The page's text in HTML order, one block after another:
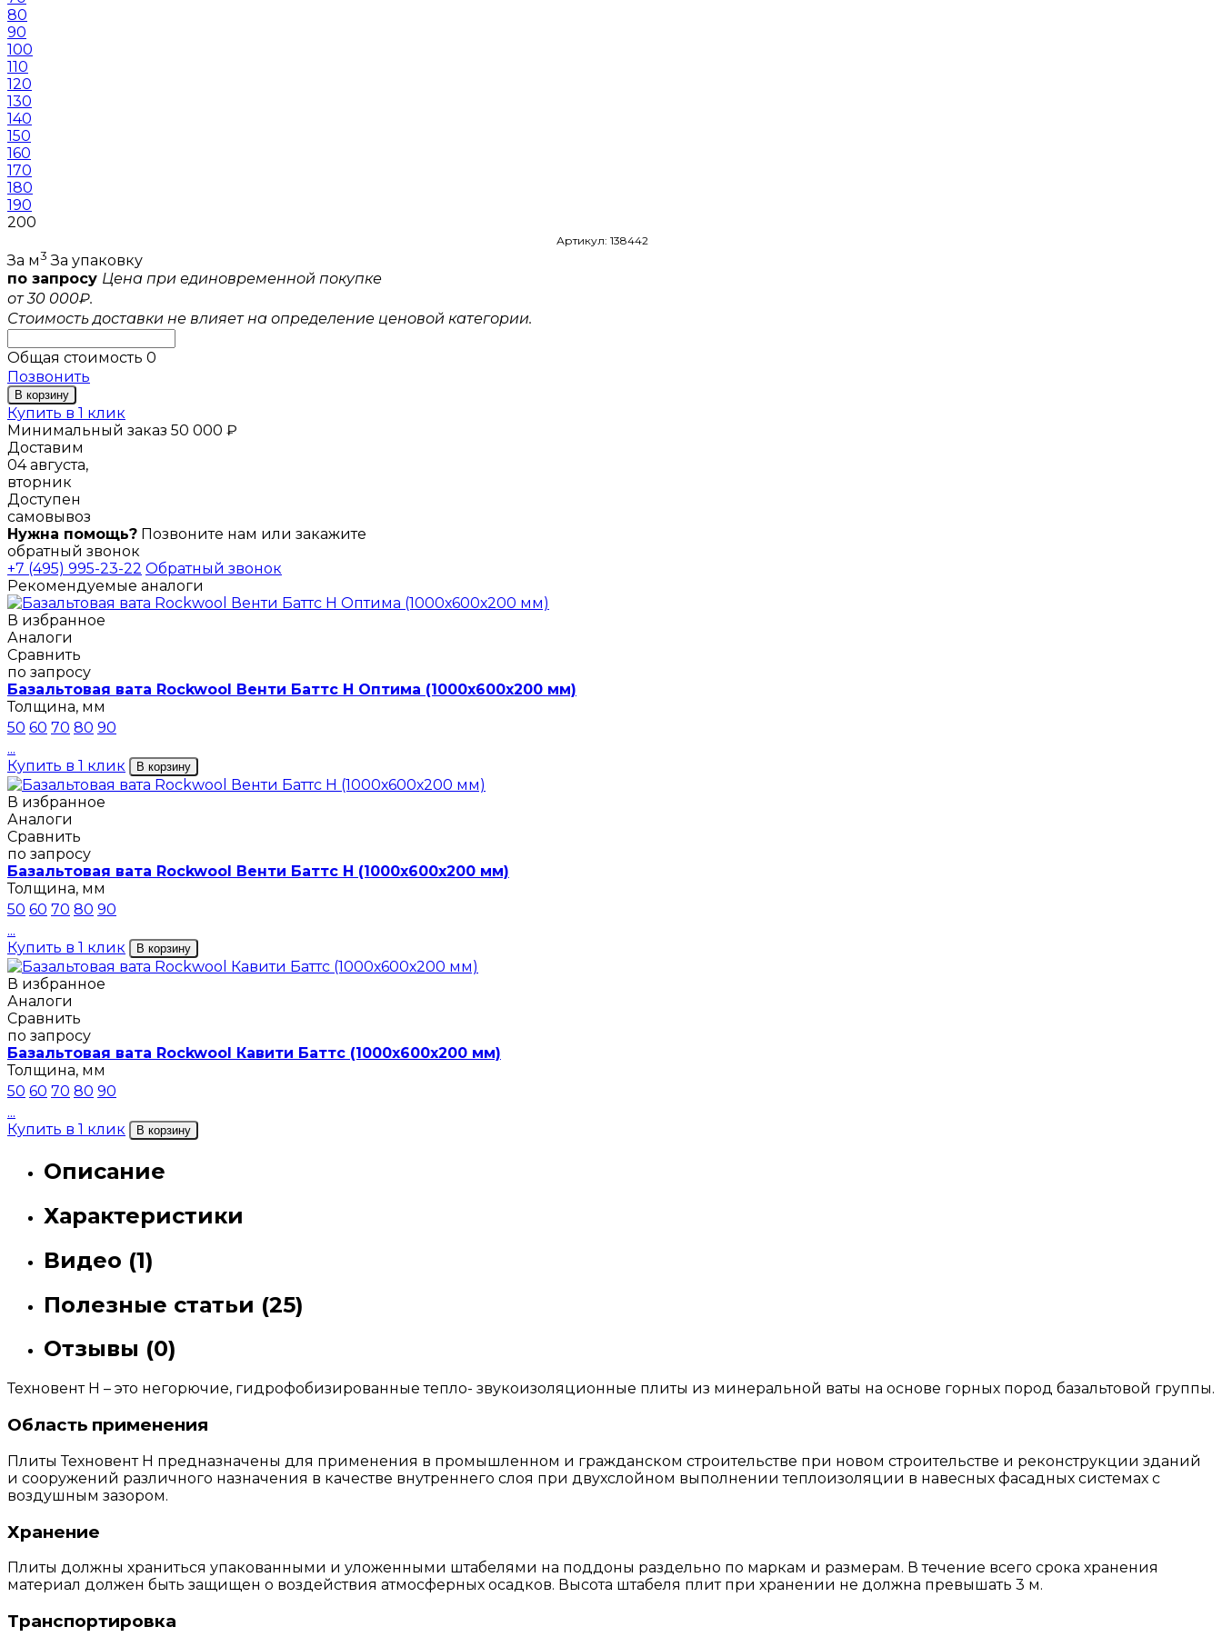
80
90
100
110
120
130
140
150
160
170
180
190
200
Артикул: 138442
За м3 За упаковку
по запросу Цена при единовременной покупке
от 30 000₽.
Стоимость доставки не влияет на определение ценовой категории.
Общая стоимость 0
Позвонить
В корзину
Купить в 1 клик
Минимальный заказ 50 000 ₽
Доставим
04 августа,
вторник
Доступен
самовывоз
Нужна помощь? Позвоните нам или закажите
обратный звонок
+7 (495) 995-23-22 Обратный звонок
Рекомендуемые аналоги
В избранное
Аналоги
Сравнить
по запросу
Базальтовая вата Rockwool Венти Баттс Н Оптима (1000х600х200 мм)
Толщина, мм
50 60 70 80 90
...
Купить в 1 клик
В корзину
В избранное
Аналоги
Сравнить
по запросу
Базальтовая вата Rockwool Венти Баттс Н (1000х600х200 мм)
Толщина, мм
50 60 70 80 90
...
Купить в 1 клик
В корзину
В избранное
Аналоги
Сравнить
по запросу
Базальтовая вата Rockwool Кавити Баттс (1000х600х200 мм)
Толщина, мм
50 60 70 80 90
...
Купить в 1 клик
В корзину
Описание
Характеристики
Видео (1)
Полезные статьи (25)
Отзывы (0)
Техновент Н – это негорючие, гидрофобизированные тепло- звукоизоляционные плиты из минеральной ваты на основе горных пород базальтовой группы.
Область применения
Плиты Техновент Н предназначены для применения в промышленном и гражданском строительстве при новом строительстве и реконструкции зданий
и сооружений различного назначения в качестве внутреннего слоя при двухслойном выполнении теплоизоляции в навесных фасадных системах с
воздушным зазором.
Хранение
Плиты должны храниться упакованными и уложенными штабелями на поддоны раздельно по маркам и размерам. В течение всего срока хранения
материал должен быть защищен о воздействия атмосферных осадков. Высота штабеля плит при хранении не должна превышать 3 м.
Транспортировка